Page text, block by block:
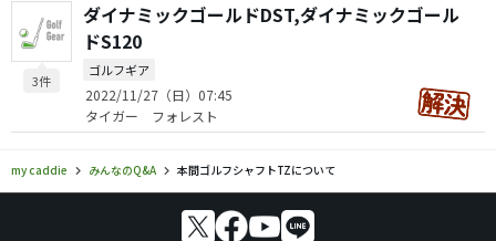
3件
ダイナミックゴールドDST,ダイナミックゴール
ドS120
ゴルフギア
2022/11/27（日）07:45
タイガー フォレスト
my caddie みんなのQ&A 本間ゴルフシャフトTZについて